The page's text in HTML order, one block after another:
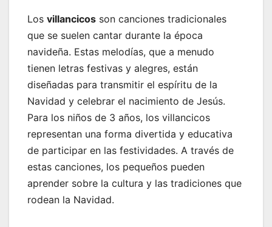
Los villancicos son canciones tradicionales
que se suelen cantar durante la época
navideña. Estas melodías, que a menudo
tienen letras festivas y alegres, están
diseñadas para transmitir el espíritu de la
Navidad y celebrar el nacimiento de Jesús.
Para los niños de 3 años, los villancicos
representan una forma divertida y educativa
de participar en las festividades. A través de
estas canciones, los pequeños pueden
aprender sobre la cultura y las tradiciones que
rodean la Navidad.